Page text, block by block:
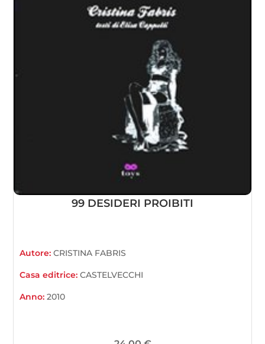
99 DESIDERI PROIBITI
Autore:CRISTINA FABRIS
Casa editrice:CASTELVECCHI
Anno:2010